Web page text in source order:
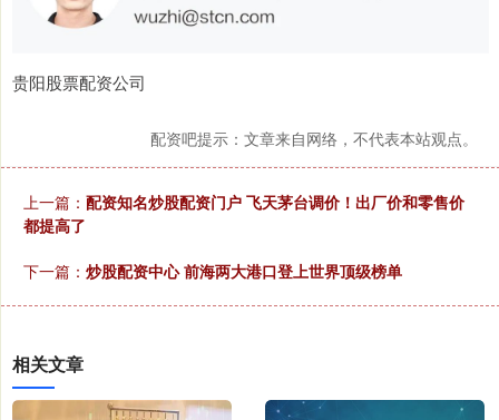
贵阳股票配资公司
配资吧提示：文章来自网络，不代表本站观点。
上一篇： 配资知名炒股配资门户 飞天茅台调价！出厂价和零售价
都提高了
下一篇： 炒股配资中心 前海两大港口登上世界顶级榜单
相关文章